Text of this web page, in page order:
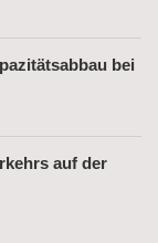
bei
auf der